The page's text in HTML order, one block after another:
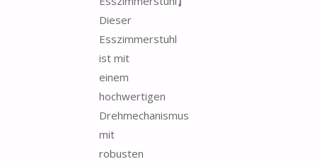
Dieser
Esszimmerstuhl
ist mit
einem
hochwertigen
Drehmechanismus
mit
robusten